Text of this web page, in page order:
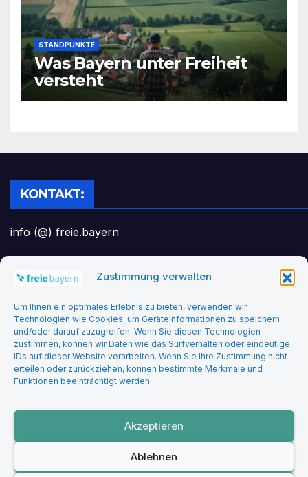
Zustimmung verwalten
Um Ihnen ein optimales Erlebnis zu bieten, verwenden wir
Technologien wie Cookies, um Geräteinformationen zu speichern
und/oder darauf zuzugreifen. Wenn Sie diesen Technologien
zustimmen, können wir Daten wie das Surfverhalten oder eindeutige
IDs auf dieser Website verarbeiten. Wenn Sie Ihre Zustimmung nicht
erteilen oder zurückziehen, können bestimmte Merkmale und
Funktionen beeinträchtigt werden.
Akzeptieren
Ablehnen
STANDPUNKTE
Was Bayern unter Freiheit
versteht
KONTAKT:
info (@) freie.bayern
Freie Bayern
Stolz präsentiert von WordPress
Themeansar